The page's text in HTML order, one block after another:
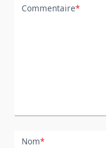
Commentaire*
Nom*